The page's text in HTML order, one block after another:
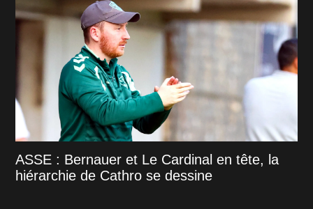
ASSE : Bernauer et Le Cardinal en tête, la
hiérarchie de Cathro se dessine